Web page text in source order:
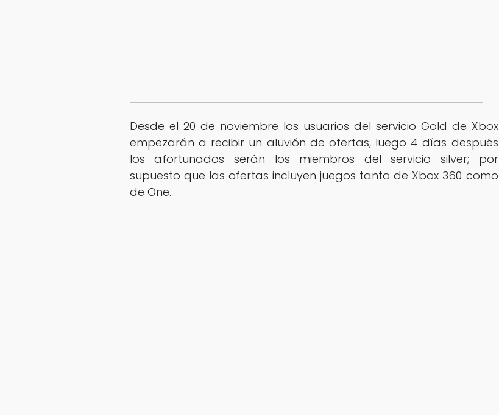
Desde el 20 de noviembre los usuarios del servicio Gold de Xbox
empezarán a recibir un aluvión de ofertas, luego 4 días después
los afortunados serán los miembros del servicio silver; por
supuesto que las ofertas incluyen juegos tanto de Xbox 360 como
de One.